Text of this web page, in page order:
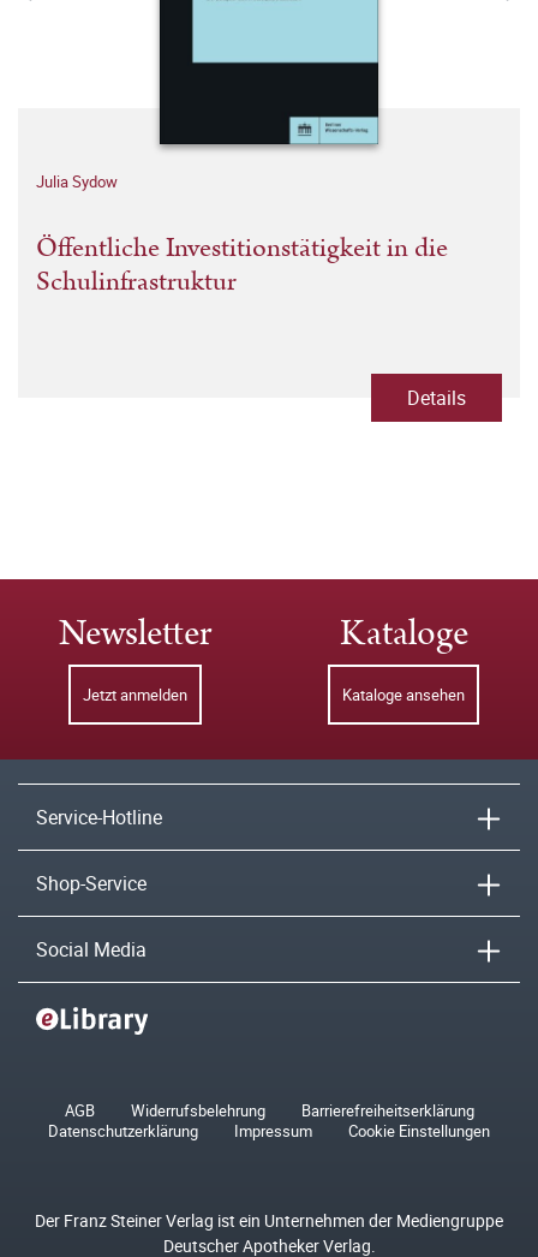
Julia Sydow
Öffentliche Investitionstätigkeit in die
Schulinfrastruktur
Details
Newsletter
Jetzt anmelden
Kataloge
Kataloge ansehen
Service-Hotline
Shop-Service
Social Media
AGB Widerrufsbelehrung
Barrierefreiheitserklärung
Datenschutzerklärung
Impressum Cookie Einstellungen
Der Franz Steiner Verlag ist ein Unternehmen der Mediengruppe
Deutscher Apotheker Verlag.